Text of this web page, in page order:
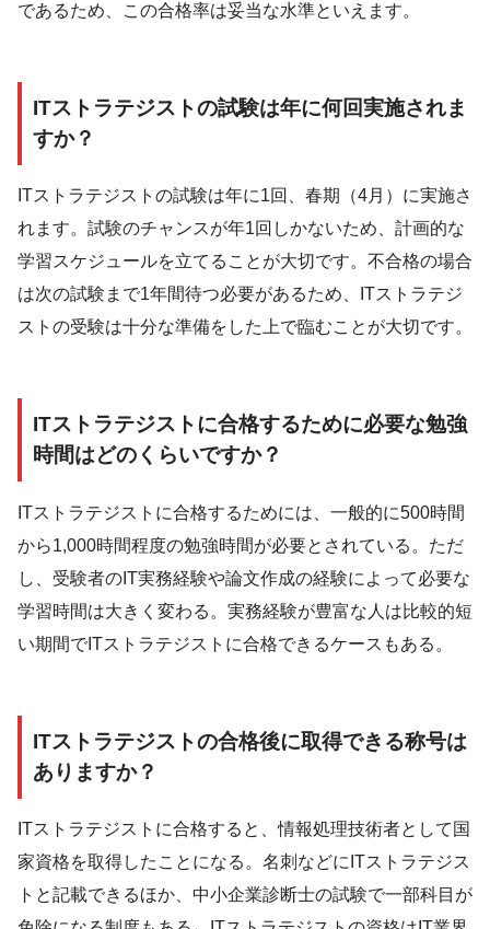
であるため、この合格率は妥当な水準といえます。
ITストラテジストの試験は年に何回実施されま
すか？
ITストラテジストの試験は年に1回、春期（4月）に実施さ
れます。試験のチャンスが年1回しかないため、計画的な
学習スケジュールを立てることが大切です。不合格の場合
は次の試験まで1年間待つ必要があるため、ITストラテジ
ストの受験は十分な準備をした上で臨むことが大切です。
ITストラテジストに合格するために必要な勉強
時間はどのくらいですか？
ITストラテジストに合格するためには、一般的に500時間
から1,000時間程度の勉強時間が必要とされている。ただ
し、受験者のIT実務経験や論文作成の経験によって必要な
学習時間は大きく変わる。実務経験が豊富な人は比較的短
い期間でITストラテジストに合格できるケースもある。
ITストラテジストの合格後に取得できる称号は
ありますか？
ITストラテジストに合格すると、情報処理技術者として国
家資格を取得したことになる。名刺などにITストラテジス
トと記載できるほか、中小企業診断士の試験で一部科目が